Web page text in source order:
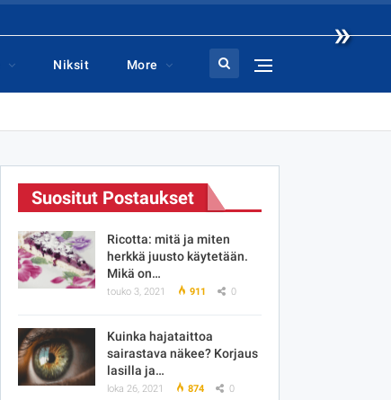
»
Niksit More
Suositut Postaukset
Ricotta: mitä ja miten
herkkä juusto käytetään.
Mikä on…
touko 3, 2021 911 0
Kuinka hajataittoa
sairastava näkee? Korjaus
lasilla ja…
loka 26, 2021 874 0